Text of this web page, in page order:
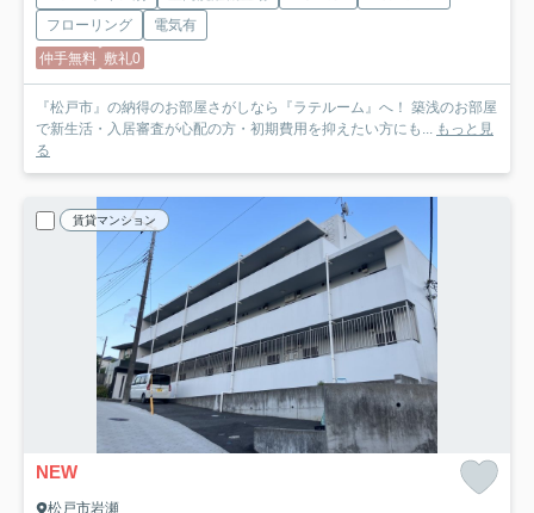
フローリング
電気有
仲手無料 敷礼0
『松戸市』の納得のお部屋さがしなら『ラテルーム』へ！ 築浅のお部屋
で新生活・入居審査が心配の方・初期費用を抑えたい方にも... もっと見
る
賃貸マンション
NEW
松戸市岩瀬